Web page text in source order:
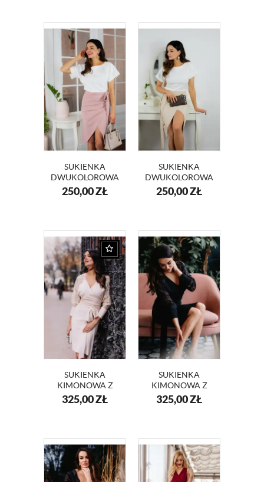
SUKIENKA
DWUKOLOROWA
BIAŁO- RÓŻOWA
LIZA KM337-1
250,00ZŁ
SUKIENKA
DWUKOLOROWA
BIAŁO- BEŻOWA
LIZA KM337
250,00ZŁ
SUKIENKA
KIMONOWA Z
KORONKOWYMI
RĘKAWAMI
325,00ZŁ
SUKIENKA
KIMONOWA Z
KORONKOWYMI
RĘKAWAMI
325,00ZŁ